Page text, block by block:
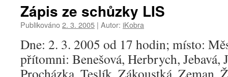
Zápis ze schůzky LIS
Publikováno2. 3. 2005 | Autor: iKobra
Dne: 2. 3. 2005 od 17 hodin; místo:
přítomni: Benešová, Herbrych, Jebavá,
Procházka, Teslík, Zákoustká, Zeman,